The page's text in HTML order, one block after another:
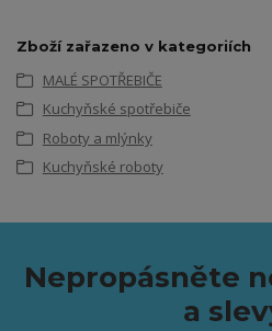
Zboží zařazeno v kategoriích
MALÉ SPOTŘEBIČE
Kuchyňské spotřebiče
Roboty a mlýnky
Kuchyňské roboty
Nepropásněte
a